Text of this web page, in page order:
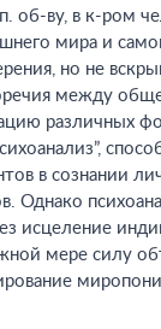
об-ву, в к-ром
мира и
но не
между
различных
в сознании
Однако
исцеление
мере силу